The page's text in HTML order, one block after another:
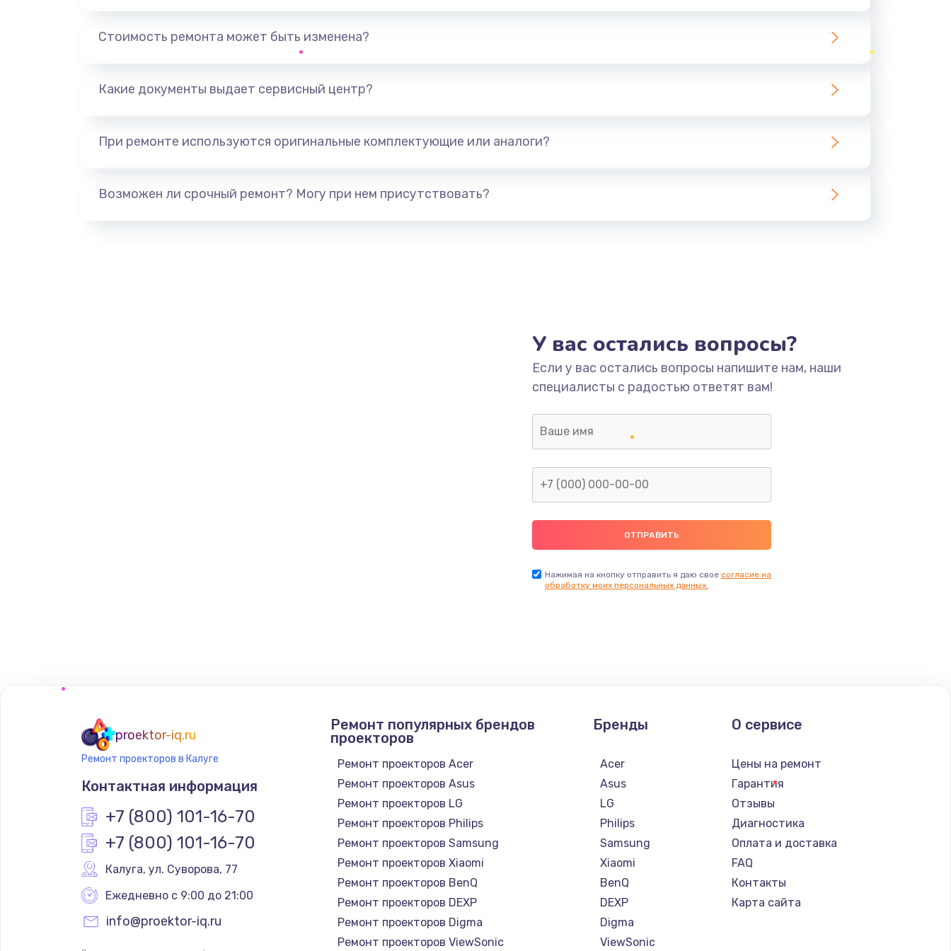
Стоимость ремонта может быть изменена?
Какие документы выдает сервисный центр?
При ремонте используются оригинальные комплектующие или аналоги?
Возможен ли срочный ремонт? Могу при нем присутствовать?
У вас остались вопросы?
Если у вас остались вопросы напишите нам, наши
специалисты с радостью ответят вам!
Нажимая на кнопку отправить я даю свое согласие на
обработку моих персональных данных.
proektor-iq.ru
Ремонт проекторов в Калуге
Контактная информация
+7 (800) 101-16-70
+7 (800) 101-16-70
Калуга, ул. Суворова, 77
Ежедневно с 9:00 до 21:00
info@proektor-iq.ru
Ремонт популярных брендов
проекторов
Ремонт проекторов Acer
Ремонт проекторов Asus
Ремонт проекторов LG
Ремонт проекторов Philips
Ремонт проекторов Samsung
Ремонт проекторов Xiaomi
Ремонт проекторов BenQ
Ремонт проекторов DEXP
Ремонт проекторов Digma
Ремонт проекторов ViewSonic
Бренды
Acer
Asus
LG
Philips
Samsung
Xiaomi
BenQ
DEXP
Digma
ViewSonic
О сервисе
Цены на ремонт
Гарантия
Отзывы
Диагностика
Оплата и доставка
FAQ
Контакты
Карта сайта